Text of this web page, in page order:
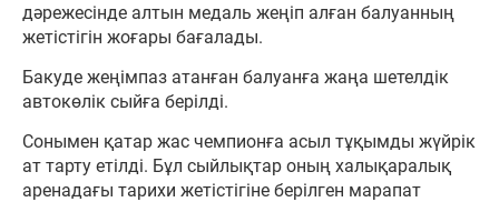
дәрежесінде алтын медаль жеңіп алған балуанның
жетістігін жоғары бағалады.
Бакуде жеңімпаз атанған балуанға жаңа шетелдік
автокөлік сыйға берілді.
Сонымен қатар жас чемпионға асыл тұқымды жүйрік
ат тарту етілді. Бұл сыйлықтар оның халықаралық
аренадағы тарихи жетістігіне берілген марапат